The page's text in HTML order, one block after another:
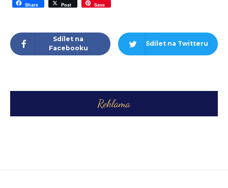
Share Post Save
Sdílet na
Facebooku
Sdílet na Twitteru